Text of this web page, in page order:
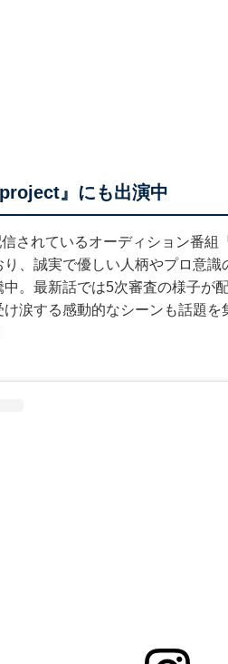
』にも出演中
されているオーディション番組
、誠実で優しい人柄やプロ意
。最新話では5次審査の様子が
涙する感動的なシーンも話題